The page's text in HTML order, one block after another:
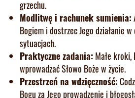
grzechu.
Modlitwę i rachunek sumienia:
Bogiem i dostrzec Jego działanie
sytuacjach.
Praktyczne zadania: Małe
wprowadzać Słowo Boże w życie.
Przestrzeń na wdzięczność:
Bogu za Jego prowadzenie i